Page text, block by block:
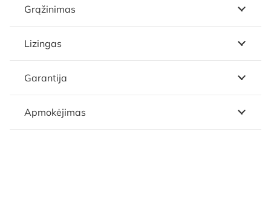
Grąžinimas
Lizingas
Garantija
Apmokėjimas